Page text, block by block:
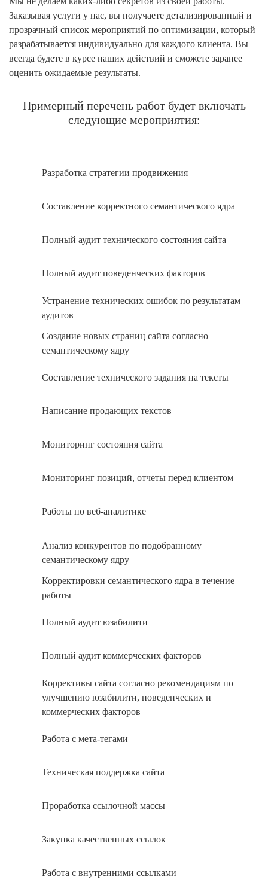
Заказывая услуги у нас, вы получаете детализированный и
прозрачный список мероприятий по оптимизации, который
разрабатывается индивидуально для каждого клиента. Вы
всегда будете в курсе наших действий и сможете заранее
оценить ожидаемые результаты.
Примерный перечень работ будет включать
следующие мероприятия:
Разработка стратегии продвижения
Составление корректного семантического ядра
Полный аудит технического состояния сайта
Полный аудит поведенческих факторов
Устранение технических ошибок по результатам
аудитов
Создание новых страниц сайта согласно
семантическому ядру
Составление технического задания на тексты
Написание продающих текстов
Мониторинг состояния сайта
Мониторинг позиций, отчеты перед клиентом
Работы по веб-аналитике
Анализ конкурентов по подобранному
семантическому ядру
Корректировки семантического ядра в течение
работы
Полный аудит юзабилити
Полный аудит коммерческих факторов
Коррективы сайта согласно рекомендациям по
улучшению юзабилити, поведенческих и
коммерческих факторов
Работа с мета-тегами
Техническая поддержка сайта
Проработка ссылочной массы
Закупка качественных ссылок
Работа с внутренними ссылками